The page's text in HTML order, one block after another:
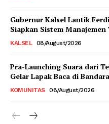
Gubernur Kalsel Lantik
Siapkan Sistem Manajemen
KALSEL 08/August/2026
Pra-Launching Suara dari
Gelar Lapak Baca di
KOMUNITAS 08/August/2026